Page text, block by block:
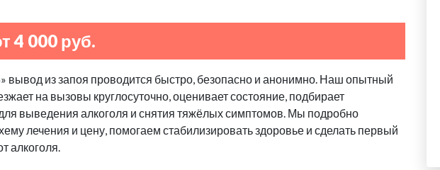
4 000 руб.
вывод из запоя проводится быстро, безопасно и анонимно. Наш опытный
на вызовы круглосуточно, оценивает состояние, подбирает
выведения алкоголя и снятия тяжёлых симптомов. Мы подробно
лечения и цену, помогаем стабилизировать здоровье и сделать первый
алкоголя.